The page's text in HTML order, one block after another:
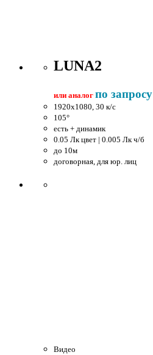
LUNA2
или аналог по запросу
1920x1080, 30 к/c
105°
есть + динамик
0.05 Лк цвет | 0.005 Лк ч/б
до 10м
договорная, для юр. лиц
Видео